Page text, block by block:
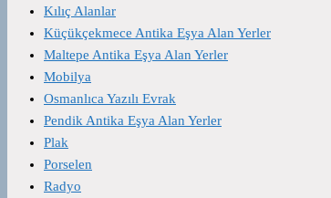
Kılıç Alanlar
Küçükçekmece Antika Eşya Alan Yerler
Maltepe Antika Eşya Alan Yerler
Mobilya
Osmanlıca Yazılı Evrak
Pendik Antika Eşya Alan Yerler
Plak
Porselen
Radyo